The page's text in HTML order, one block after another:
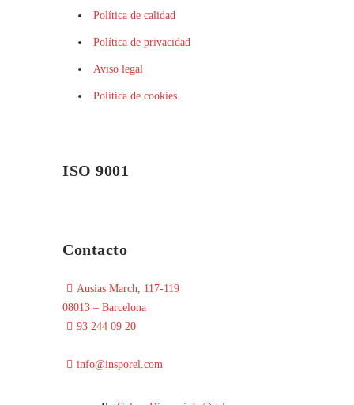
Política de calidad
Política de privacidad
Aviso legal
Política de cookies.
ISO 9001
Contacto
Ausias March, 117-119
08013 – Barcelona
93 244 09 20
info@insporel.com